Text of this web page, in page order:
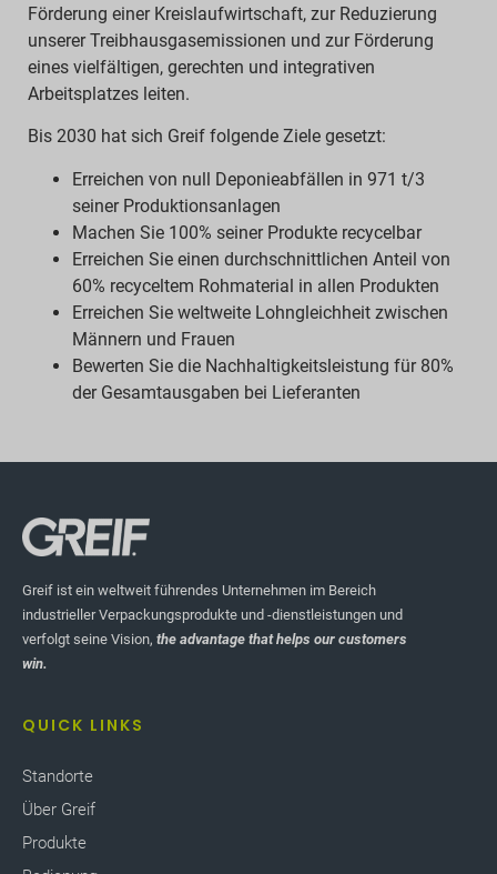
Förderung einer Kreislaufwirtschaft, zur Reduzierung
unserer Treibhausgasemissionen und zur Förderung
eines vielfältigen, gerechten und integrativen
Arbeitsplatzes leiten.
Bis 2030 hat sich Greif folgende Ziele gesetzt:
Erreichen von null Deponieabfällen in 971 t/3
seiner Produktionsanlagen
Machen Sie 100% seiner Produkte recycelbar
Erreichen Sie einen durchschnittlichen Anteil von
60% recyceltem Rohmaterial in allen Produkten
Erreichen Sie weltweite Lohngleichheit zwischen
Männern und Frauen
Bewerten Sie die Nachhaltigkeitsleistung für 80%
der Gesamtausgaben bei Lieferanten
Greif ist ein weltweit führendes Unternehmen im Bereich
industrieller Verpackungsprodukte und -dienstleistungen und
verfolgt seine Vision, the advantage that helps our customers
win.
QUICK LINKS
Standorte
Über Greif
Produkte